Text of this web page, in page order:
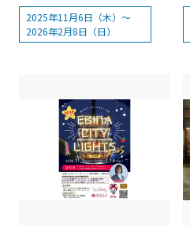
2025年11月6日（木）～
2026年2月8日（日）